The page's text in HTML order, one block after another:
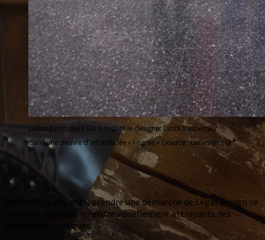
La longueur des CGU a inspiré le designer Dima Yarovinsky
dans une oeuvre d’art intitulée « I agree » (source : uxdesign.cc)4
Mais attention, entreprendre une démarche de Légal Design ce
n’est pas seulement rendre visuellement attrayants des
documents juridiques.